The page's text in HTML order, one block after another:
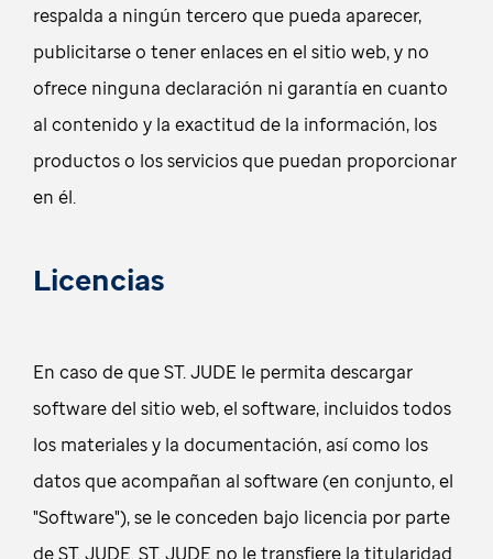
respalda a ningún tercero que pueda aparecer,
publicitarse o tener enlaces en el sitio web, y no
ofrece ninguna declaración ni garantía en cuanto
al contenido y la exactitud de la información, los
productos o los servicios que puedan proporcionar
en él.
Licencias
En caso de que ST. JUDE le permita descargar
software del sitio web, el software, incluidos todos
los materiales y la documentación, así como los
datos que acompañan al software (en conjunto, el
"Software"), se le conceden bajo licencia por parte
de ST. JUDE. ST. JUDE no le transfiere la titularidad